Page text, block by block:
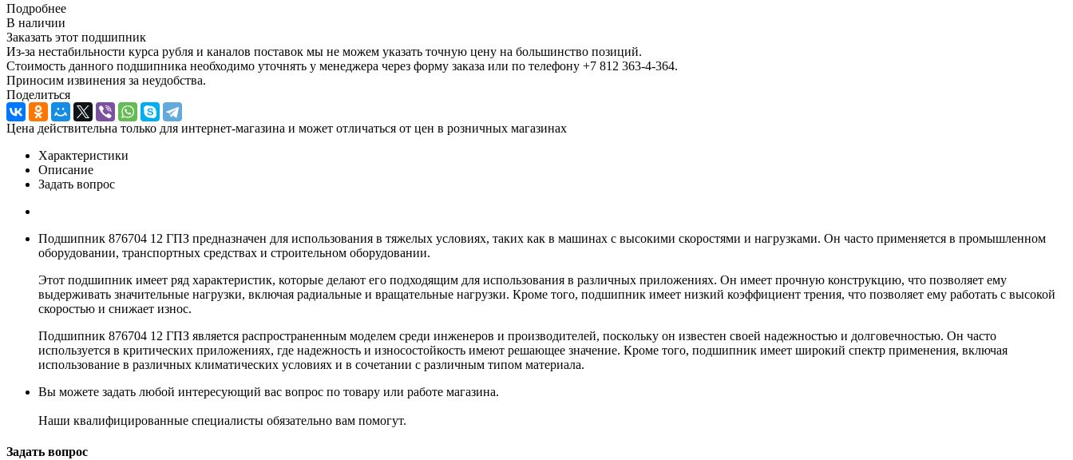
Подробнее
В наличии
Заказать этот подшипник
Из-за нестабильности курса рубля и каналов поставок мы не можем указать точную цену на большинство позиций.
Стоимость данного подшипника необходимо уточнять у менеджера через форму заказа или по телефону +7 812 363-4-364.
Приносим извинения за неудобства.
Поделиться
Цена действительна только для интернет-магазина и может отличаться от цен в розничных магазинах
Характеристики
Описание
Задать вопрос
Подшипник 876704 12 ГПЗ предназначен для использования в тяжелых условиях, таких как в машинах с высокими скоростями и нагрузками. Он часто применяется в промышленном
оборудовании, транспортных средствах и строительном оборудовании.
Этот подшипник имеет ряд характеристик, которые делают его подходящим для использования в различных приложениях. Он имеет прочную конструкцию, что позволяет ему
выдерживать значительные нагрузки, включая радиальные и вращательные нагрузки. Кроме того, подшипник имеет низкий коэффициент трения, что позволяет ему работать с высокой
скоростью и снижает износ.
Подшипник 876704 12 ГПЗ является распространенным моделем среди инженеров и производителей, поскольку он известен своей надежностью и долговечностью. Он часто
используется в критических приложениях, где надежность и износостойкость имеют решающее значение. Кроме того, подшипник имеет широкий спектр применения, включая
использование в различных климатических условиях и в сочетании с различным типом материала.
Вы можете задать любой интересующий вас вопрос по товару или работе магазина.
Наши квалифицированные специалисты обязательно вам помогут.
Задать вопрос